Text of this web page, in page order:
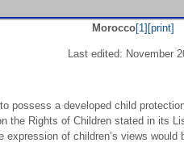
Morocco[1] [print]
Last edited: November
possess a developed child
the Rights of Children stated in its
of children’s views would